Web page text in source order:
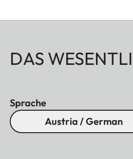
DAS
Sprache
Austria / German